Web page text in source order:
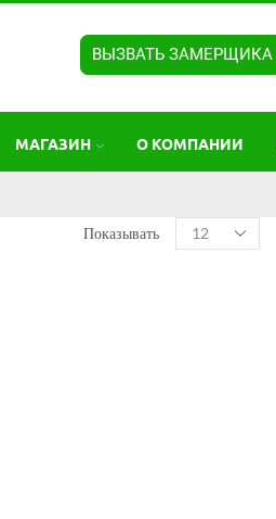
ВЫЗВАТЬ ЗАМЕРЩИКА
МАГАЗИН О КОМПАНИИ
Показывать